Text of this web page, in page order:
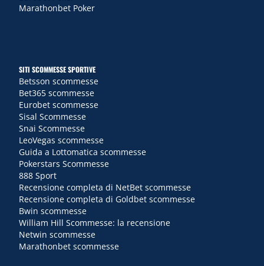
Marathonbet Poker
SITI SCOMMESSE SPORTIVE
Betsson scommesse
Bet365 scommesse
Eurobet scommesse
Sisal Scommesse
Snai Scommesse
LeoVegas scommesse
Guida a Lottomatica scommesse
Pokerstars Scommesse
888 Sport
Recensione completa di NetBet scommesse
Recensione completa di Goldbet scommesse
Bwin scommesse
William Hill Scommesse: la recensione
Netwin scommesse
Marathonbet scommesse